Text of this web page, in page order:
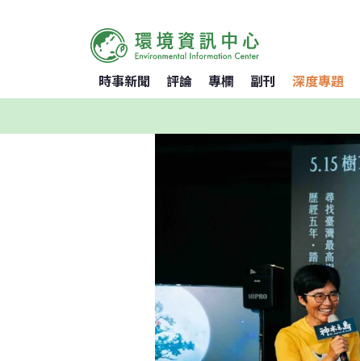
時事新聞 評論 專欄 副刊 深度專題